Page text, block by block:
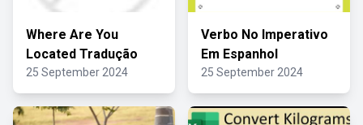
Where Are You
Located Tradução
25 September 2024
Verbo No Imperativo
Em Espanhol
25 September 2024